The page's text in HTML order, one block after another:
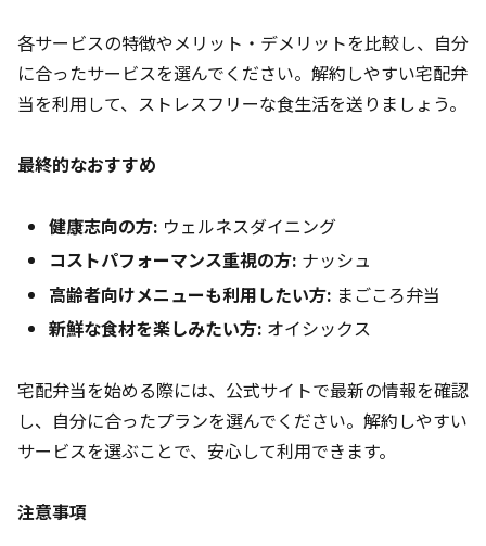
各サービスの特徴やメリット・デメリットを比較し、自分
に合ったサービスを選んでください。解約しやすい宅配弁
当を利用して、ストレスフリーな食生活を送りましょう。
最終的なおすすめ
健康志向の方: ウェルネスダイニング
コストパフォーマンス重視の方: ナッシュ
高齢者向けメニューも利用したい方: まごころ弁当
新鮮な食材を楽しみたい方: オイシックス
宅配弁当を始める際には、公式サイトで最新の情報を確認
し、自分に合ったプランを選んでください。解約しやすい
サービスを選ぶことで、安心して利用できます。
注意事項